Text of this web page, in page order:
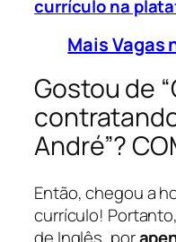
currículo na
Mais Vagas
Gostou de
André”?
Então, chegou a
currículo!